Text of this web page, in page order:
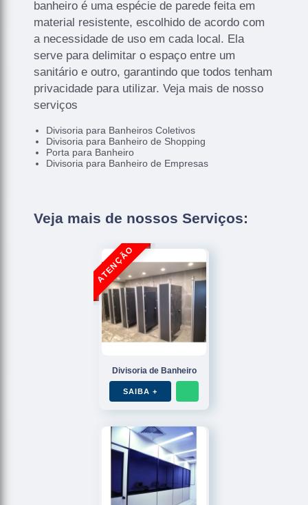
banheiro é uma espécie de parede feita em
material resistente, escolhido de acordo com
a necessidade de uso em cada local. Ela
serve para delimitar o espaço entre um
sanitário e outro, garantindo que todos tenham
privacidade para utilizar. Veja mais de nosso
serviços
Divisoria para Banheiros Coletivos
Divisoria para Banheiro de Shopping
Porta para Banheiro
Divisoria para Banheiro de Empresas
Veja mais de nossos Serviços:
Divisoria de Banheiro
SAIBA +